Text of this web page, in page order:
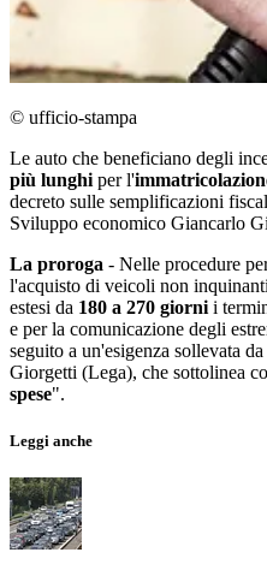
© ufficio-stampa
Le auto che beneficiano degli
più lunghi per l'
decreto sulle semplificazioni
Sviluppo economico Giancarlo
La proroga - Nelle procedure
l'acquisto di veicoli non
estesi da 180 a 270 giorni i
e per la comunicazione degli
seguito a un'esigenza sollevata
Giorgetti (Lega), che sottolinea
spese".
Leggi anche